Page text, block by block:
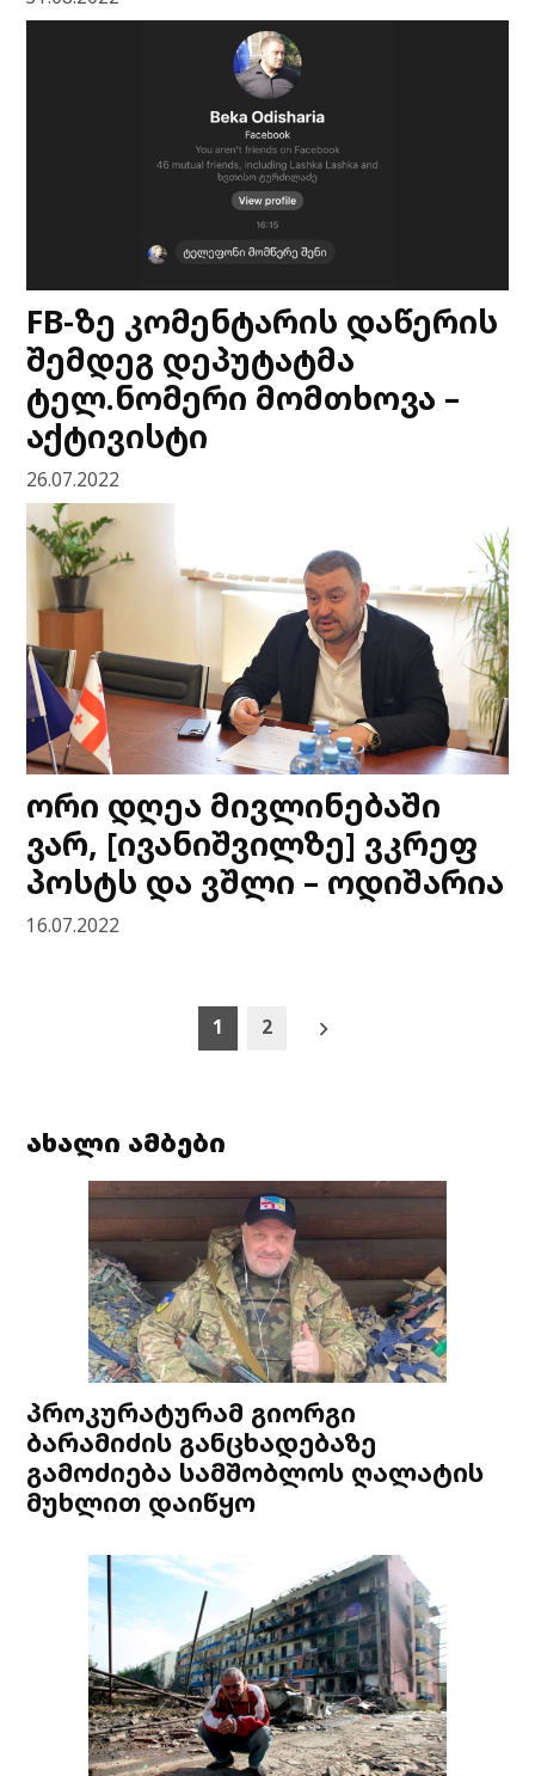
FB-ზე კომენტარის დაწერის
შემდეგ დეპუტატმა
ტელ.ნომერი მომთხოვა –
აქტივისტი
26.07.2022
ორი დღეა მივლინებაში
ვარ, [ივანიშვილზე] ვკრეფ
პოსტს და ვშლი – ოდიშარია
16.07.2022
pagination
1 2
ახალი ამბები
პროკურატურამ გიორგი
ბარამიძის განცხადებაზე
გამოძიება სამშობლოს ღალატის
მუხლით დაიწყო